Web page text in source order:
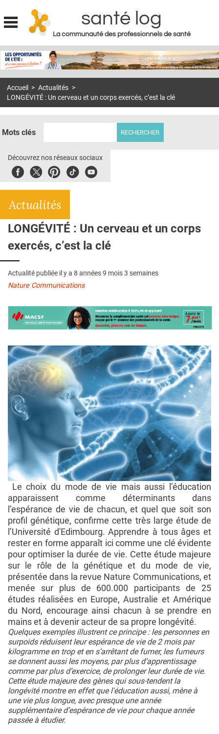
Jump to navigation
santé log
La communauté des professionnels de santé
MON COMPTE
S'ABONNER À LA REVUE SOIN À DOMICILE
DOSSIERS
E-REVUE SAD
L'APP
QUI SOMMES-NOUS ?
PUBLICITÉ
CONDITIONS GÉNÉRALES
CONTACT
Accueil > Actualités >
LONGÉVITÉ : Un cerveau et un corps exercés, c’est la clé
Mots clés
Découvrez nos réseaux sociaux
FacebookTwitterPinterest
TiktokYoubute
Actualités
LONGÉVITÉ : Un cerveau et un corps
exercés, c’est la clé
Actualité publiée il y a 8 années 9 mois 3 semaines
Nature Communications
Le choix du mode de vie mais aussi l’éducation
apparaissent comme déterminants dans
l’espérance de vie de chacun, et quel que soit son
profil génétique, confirme cette très large étude de
l’Université d'Edimbourg. Apprendre à tous âges et
rester en forme apparaît ici comme une clé évidente
pour optimiser la durée de vie. Cette étude majeure
sur le rôle de la génétique et du mode de vie,
présentée dans la revue Nature Communications, et
menée sur plus de 600.000 participants de 25
études réalisées en Europe, Australie et Amérique
du Nord, encourage ainsi chacun à se prendre en
mains et à devenir acteur de sa propre longévité.
Quelques exemples illustrent ce principe : les personnes en
surpoids réduisent leur espérance de vie de 2 mois par
kilogramme en trop et en s’arrêtant de fumer, les fumeurs
se donnent aussi les moyens, par plus d’apprentissage
comme par plus d’exercice, de prolonger leur durée de vie.
Cette étude majeure des gènes qui sous-tendent la
longévité montre en effet que l'éducation aussi, mène à
une vie plus longue, avec presque une année
supplémentaire d’espérance de vie pour chaque année
passée à étudier.